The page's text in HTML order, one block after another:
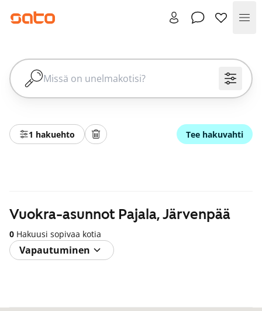
1 hakuehto Tee hakuvahti
Vuokra-asunnot Pajala, Järvenpää
0 Hakuusi sopivaa kotia
Vapautuminen